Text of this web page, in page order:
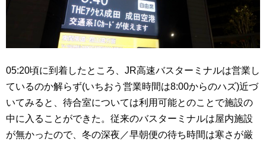
05:20頃に到着したところ、JR高速バスターミナルは営業し
ているのか解らず(いちおう営業時間は8:00からのハズ)近づ
いてみると、待合室については利用可能とのことで施設の
中に入ることができた。従来のバスターミナルは屋内施設
が無かったので、冬の深夜／早朝便の待ち時間は寒さが厳